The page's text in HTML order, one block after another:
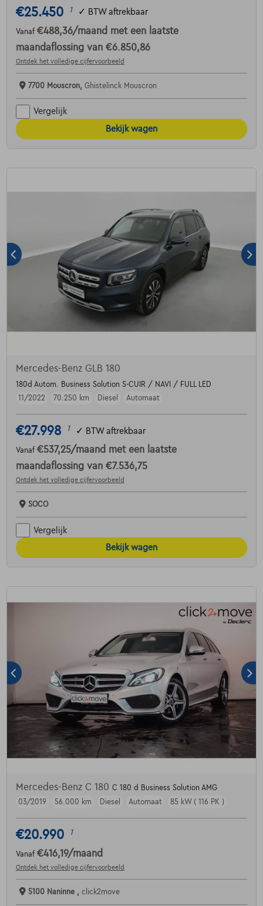
€25.450 1 ✓ BTW aftrekbaar
Vanaf €488,36/maand met een laatste
maandaflossing van €6.850,86
Ontdek het volledige cijfervoorbeeld
7700 Mouscron, Ghistelinck Mouscron
Vergelijk
Bekijk wagen
Mercedes-Benz GLB 180
180d Autom. Business Solution S-CUIR / NAVI / FULL LED
11/2022
70.250 km Diesel Automaat
€27.998 1 ✓ BTW aftrekbaar
Vanaf €537,25/maand met een laatste
maandaflossing van €7.536,75
Ontdek het volledige cijfervoorbeeld
SOCO
Vergelijk
Bekijk wagen
Mercedes-Benz C 180 C 180 d Business Solution AMG
03/2019
56.000 km Diesel Automaat 85 kW ( 116 PK )
€20.990 1
Vanaf €416,19/maand
Ontdek het volledige cijfervoorbeeld
5100 Naninne , click2move